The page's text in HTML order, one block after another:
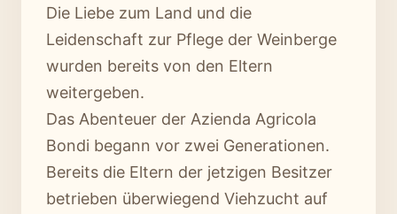
Die Liebe zum Land und die
Leidenschaft zur Pflege der Weinberge
wurden bereits von den Eltern
weitergeben.
Das Abenteuer der Azienda Agricola
Bondi begann vor zwei Generationen.
Bereits die Eltern der jetzigen Besitzer
betrieben überwiegend Viehzucht auf